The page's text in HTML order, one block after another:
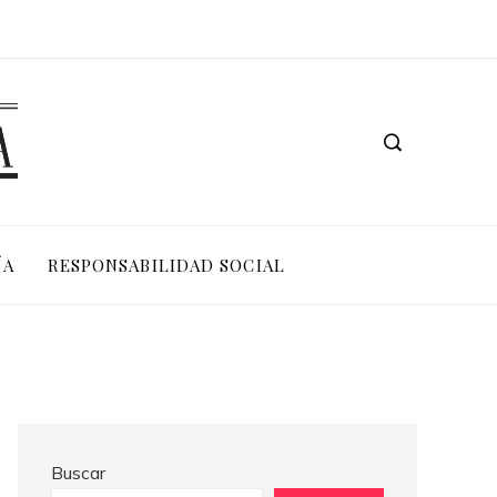
RESPONSABILIDAD SOCIAL
Buscar